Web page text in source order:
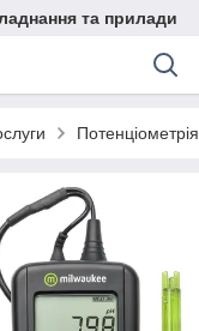
та прилади
Потенціометрія